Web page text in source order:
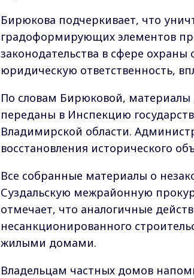
Бирюкова подчеркивает, что
градоформирующих элементов
законодательства в сфере охраны
юридическую ответственность,
По словам Бирюковой, материалы
переданы в Инспекцию
Владимирской области.
восстановления исторического
Все собранные материалы о
Суздальскую межрайонную
отмечает, что аналогичные
несанкционированного
жилыми домами.
Владельцам частных домов